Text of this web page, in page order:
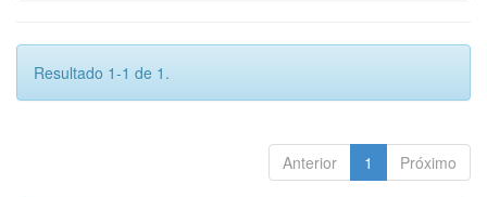
Resultado 1-1 de 1.
Anterior 1 Próximo